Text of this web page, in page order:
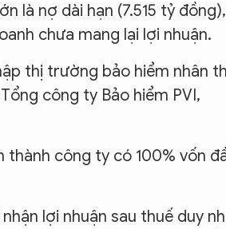
là nợ dài hạn (7.515 tỷ đồng),
chưa mang lại lợi nhuận.
thị trường bảo hiểm nhân
công ty Bảo hiểm PVI,
thành công ty có 100% vốn
lợi nhuận sau thuế duy